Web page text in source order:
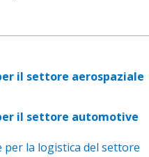
il settore aerospaziale
il settore automotive
per la logistica del settore